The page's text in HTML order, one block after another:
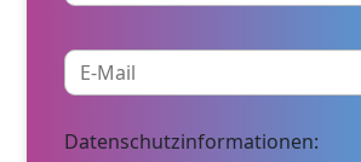
Datenschutzinformationen: